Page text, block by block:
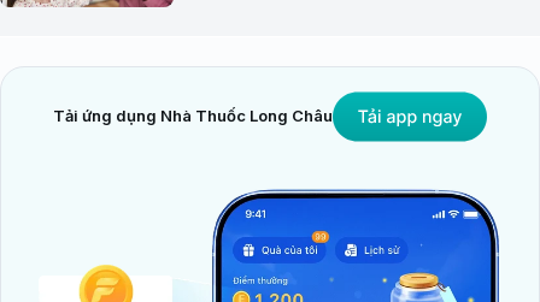
Tải ứng dụng Nhà Thuốc Long Châu